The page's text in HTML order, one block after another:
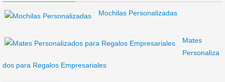
Mochilas Personalizadas
Mates
Personaliza
dos para Regalos Empresariales